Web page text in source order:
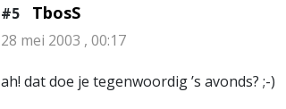
#5 TbosS
28 mei 2003 , 00:17
ah! dat doe je tegenwoordig ’s avonds? ;-)